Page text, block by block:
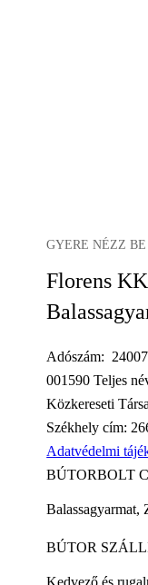
GYERE NÉZZ
Florens
Adószám:
001590 Teljes
Közkereseti
Székhely cím:
Adatvédelmi
BÚTORBOLT
Balassagyarmat,
BÚTOR
Kedvező és